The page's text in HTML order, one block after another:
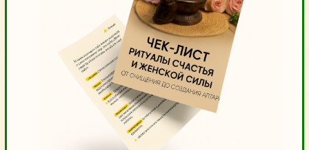
и внутреннего доверия
🌞 Арт-практика«Мандала —
Фундамент процветания»
💎 Настройка«Коды